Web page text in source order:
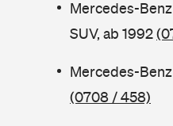
Mercedes-Benz
SUV, ab 1992
Mercedes-Benz
(0708 / 458)